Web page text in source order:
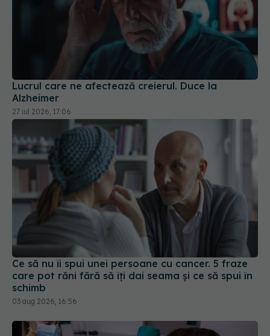
Lucrul care ne afectează creierul. Duce la
27 iul 2026, 17:06
Ce să nu îi spui unei persoane cu cancer. 5 fraze
care pot răni fără să îți dai seama și ce să spui în
schimb